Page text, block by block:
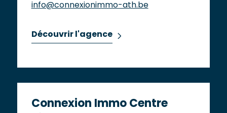
info@connexionimmo-ath.be
Découvrir l'agence
Connexion Immo Centre